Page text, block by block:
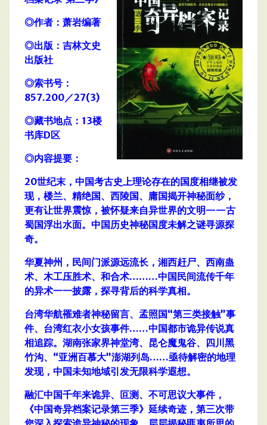
◎作者：萧岩编著
◎出版：吉林文史
出版社
◎索书号：
857.200／27(3)
◎藏书地点：13楼
书库D区
◎内容提要：
20世纪末，中国考古史上理论存在的国度相继被发
现，楼兰、精绝国、西陵国、庸国揭开神秘面纱，
更有让世界震惊，被怀疑来自异世界的文明——古
蜀国浮出水面。中国历史神秘国度未解之谜寻源探
奇。
华夏神州，民间门派源远流长，湘西赶尸、西南蛊
术、木工压胜术、和合术………中国民间流传千年
的异术一一披露，探寻背后的科学真相。
台湾华航罹难者神秘留言、孟照国“第三类接触”事
件、台湾红衣小女孩事件……中国都市诡异传说真
相追踪。湖南张家界神堂湾、昆仑魔鬼谷、四川黑
竹沟、“亚洲百慕大”澎湖列岛……亟待解密的地理
发现，中国未知地域引发无限科学遐想。
融汇中国千年来诡异、叵测、不可思议大事件，
《中国奇异档案记录第三季》延续奇迹，第三次带